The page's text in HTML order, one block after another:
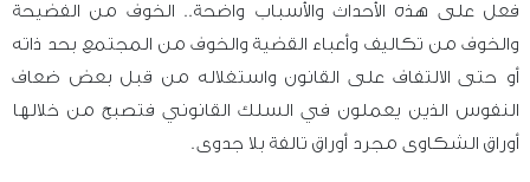
فعل على هذه الأحداث والأسباب واضحة.. الخوف من الفضيحة
والخوف من تكاليف وأعباء القضية والخوف من المجتمع بحد ذاته
أو حتى الالتفاف على القانون واستغلاله من قبل بعض ضعاف
النفوس الذين يعملون في السلك القانوني فتصبح من خلالها
أوراق الشكاوى مجرد أوراق تالفة بلا جدوى.